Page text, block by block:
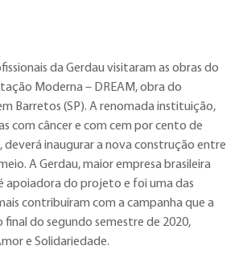
da Gerdau visitaram as obras do
Moderna – DREAM, obra do
Barretos (SP). A renomada instituição,
com câncer e com cem por cento de
deverá inaugurar a nova construção entre
A Gerdau, maior empresa brasileira
apoiadora do projeto e foi uma das
contribuíram com a campanha que a
final do segundo semestre de 2020,
e Solidariedade.